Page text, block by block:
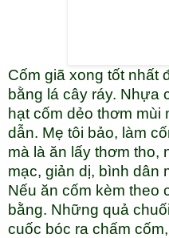
Cốm giã xong tốt nhất
bằng lá cây ráy. Nhựa
hạt cốm dẻo thơm mùi
dẫn. Mẹ tôi bảo, làm
mà là ăn lấy thơm tho,
mạc, giản dị, bình dân
Nếu ăn cốm kèm theo
bằng. Những quả
cuốc bóc ra chấm